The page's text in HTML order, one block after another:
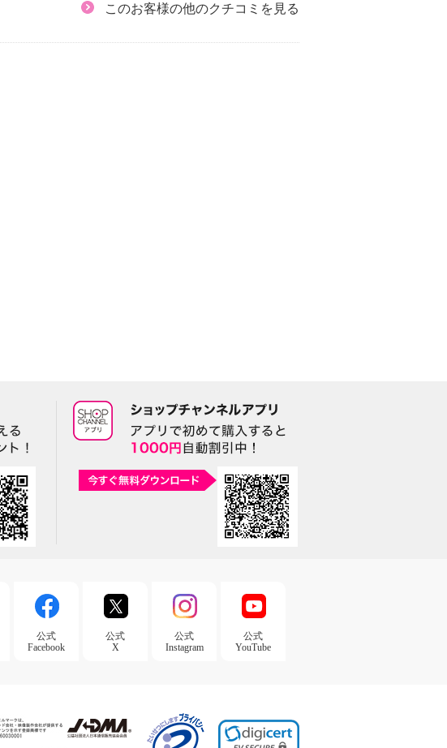
このお客様の他のクチコミを見る
公式
Facebook
公式
X
公式
Instagram
公式
YouTube